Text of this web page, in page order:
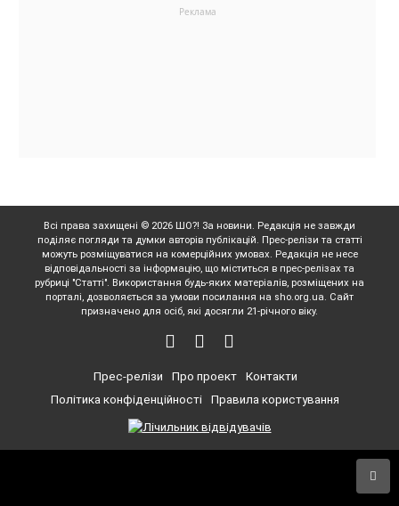
Всі права захищені © 2026 ШО?! За новини. Редакція не завжди
поділяє погляди та думки авторів публікацій. Прес-релізи та статті
можуть розміщуватися на комерційних умовах. Редакція не несе
відповідальності за інформацію, що міститься в прес-релізах та
рубриці "Статті". Використання будь-яких матеріалів, розміщених на
порталі, дозволяється за умови посилання на sho.org.ua. Сайт
призначено для осіб, які досягли 21-річного віку.
Прес-релізи Про проект
Контакти
Політика конфіденційності
Правила користування